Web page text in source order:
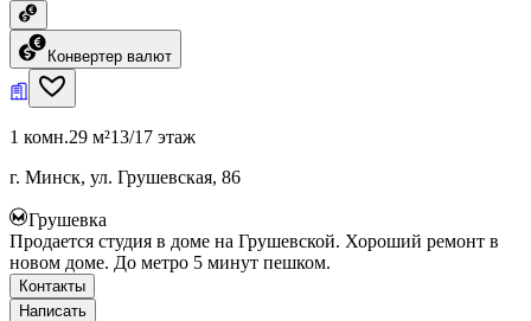
Конвертер валют
1 комн.29 м²13/17 этаж
г. Минск, ул. Грушевская, 86
Грушевка
Продается студия в доме на Грушевской. Хороший ремонт в
новом доме. До метро 5 минут пешком.
Контакты
Написать